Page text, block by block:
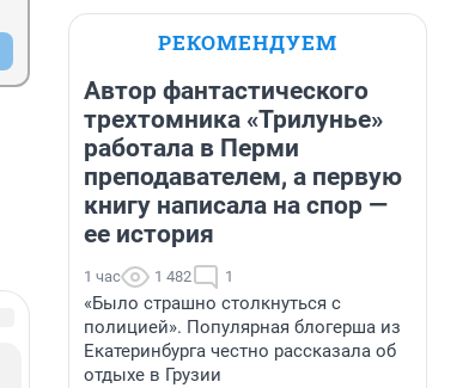
РЕКОМЕНДУЕМ
Автор фантастического
трехтомника «Трилунье»
работала в Перми
преподавателем, а первую
книгу написала на спор —
ее история
1 час 1 482 1
«Было страшно столкнуться с
полицией». Популярная блогерша из
Екатеринбурга честно рассказала об
отдыхе в Грузии